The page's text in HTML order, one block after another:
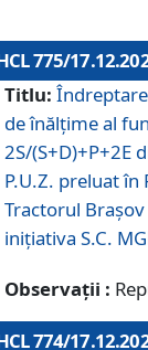
775/
Titlu:
de înălţime al
2S/(S+D)+P+2E
P.U.Z. preluat în
Tractorul Braşov
iniţiativa S.C.
Observații :
774/